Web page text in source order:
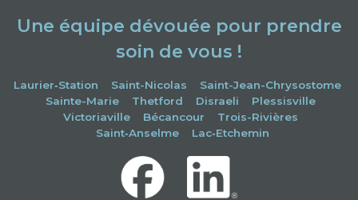
Une équipe dévouée pour prendre
soin de vous !
Laurier‑Station Saint-Nicolas
Saint-Jean-Chrysostome
Sainte-Marie
Thetford Disraeli
Plessisville
Victoriaville
Bécancour
Trois-Rivières
Saint‑Anselme
Lac‑Etchemin